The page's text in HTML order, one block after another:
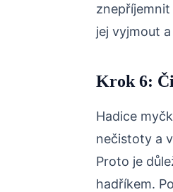
jej vyjmout
Krok 6:
Hadice
nečistoty a
Proto je
hadříkem.